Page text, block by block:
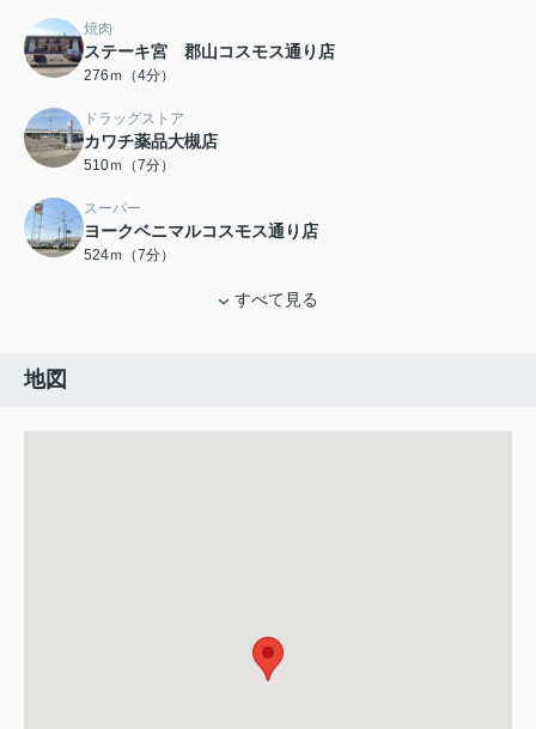
焼肉
ステーキ宮 郡山コスモス通り店
276ｍ（4分）
ドラッグストア
カワチ薬品大槻店
510ｍ（7分）
スーパー
ヨークベニマルコスモス通り店
524ｍ（7分）
すべて見る
地図